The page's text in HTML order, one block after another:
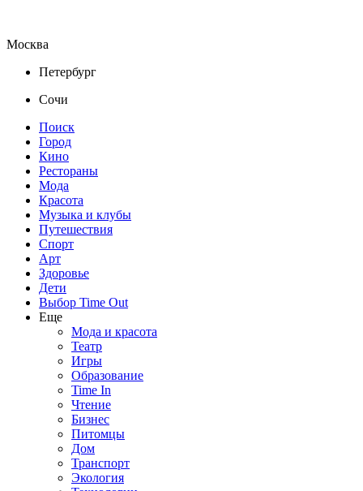
Москва
Петербург
Сочи
Поиск
Город
Кино
Рестораны
Мода
Красота
Музыка и клубы
Путешествия
Спорт
Арт
Здоровье
Дети
Выбор Time Out
Еще
Мода и красота
Театр
Игры
Образование
Time In
Чтение
Бизнес
Питомцы
Дом
Транспорт
Экология